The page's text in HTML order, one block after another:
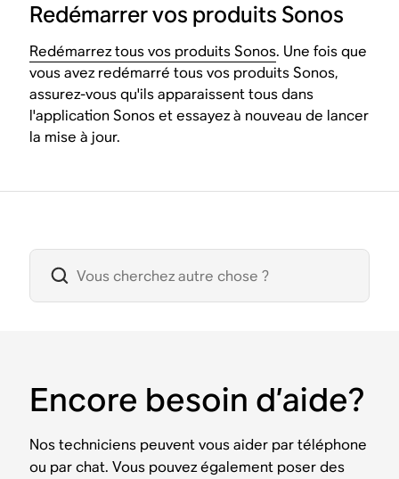
Redémarrer vos produits Sonos
Redémarrez tous vos produits Sonos. Une fois que
vous avez redémarré tous vos produits Sonos,
assurez-vous qu'ils apparaissent tous dans
l'application Sonos et essayez à nouveau de lancer
la mise à jour.
Encore besoin d’aide?
Nos techniciens peuvent vous aider par téléphone
ou par chat. Vous pouvez également poser des